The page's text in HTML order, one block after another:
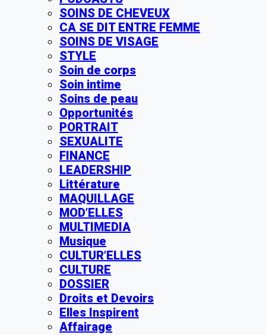
SOINS DE CHEVEUX
CA SE DIT ENTRE FEMME
SOINS DE VISAGE
STYLE
Soin de corps
Soin intime
Soins de peau
Opportunités
PORTRAIT
SEXUALITE
FINANCE
LEADERSHIP
Littérature
MAQUILLAGE
MOD’ELLES
MULTIMEDIA
Musique
CULTUR’ELLES
CULTURE
DOSSIER
Droits et Devoirs
Elles Inspirent
Affairage